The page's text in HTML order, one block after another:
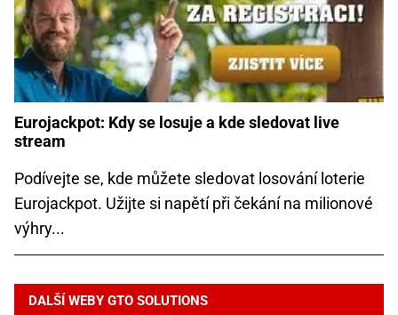
Eurojackpot: Kdy se losuje a kde sledovat live
stream
Podívejte se, kde můžete sledovat losování loterie
Eurojackpot. Užijte si napětí při čekání na milionové
výhry...
DALŠÍ WEBY GTO SOLUTIONS